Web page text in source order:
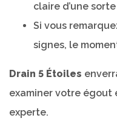
claire d’une
Si vous
signes, le
Drain 5 Étoiles
examiner votre égout
experte.